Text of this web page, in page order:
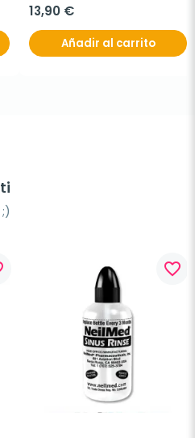
13,90 €
Añadir al carrito
favorite_border